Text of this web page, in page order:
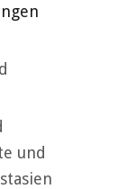
und